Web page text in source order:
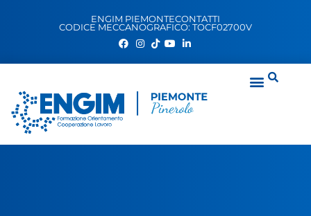
ENGIM PIEMONTECONTATTI
CODICE MECCANOGRAFICO: TOCF02700V